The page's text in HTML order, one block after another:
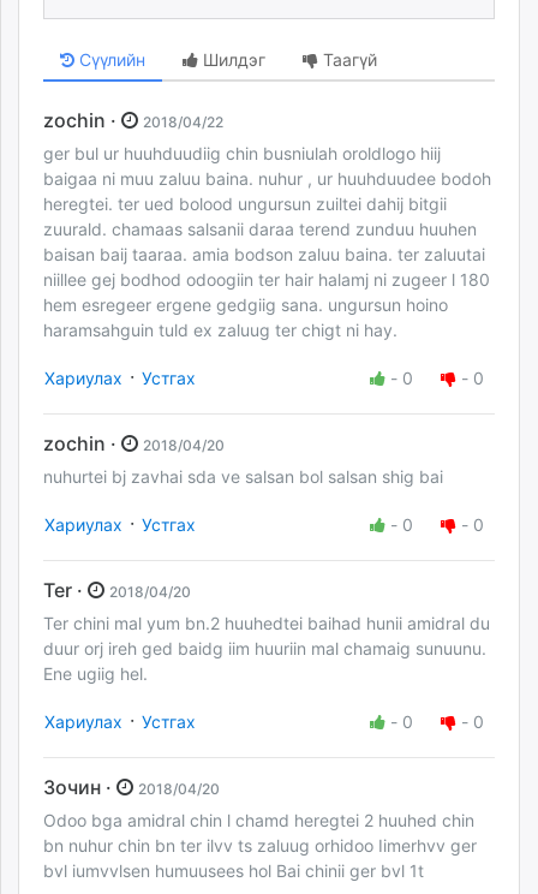
Сүүлийн Шилдэг Таагүй
zochin · 2018/04/22
ger bul ur huuhduudiig chin busniulah oroldlogo hiij
baigaa ni muu zaluu baina. nuhur , ur huuhduudee bodoh
heregtei. ter ued bolood ungursun zuiltei dahij bitgii
zuurald. chamaas salsanii daraa terend zunduu huuhen
baisan baij taaraa. amia bodson zaluu baina. ter zaluutai
niillee gej bodhod odoogiin ter hair halamj ni zugeer l 180
hem esregeer ergene gedgiig sana. ungursun hoino
haramsahguin tuld ex zaluug ter chigt ni hay.
Хариулах · Устгах - 0 - 0
zochin · 2018/04/20
nuhurtei bj zavhai sda ve salsan bol salsan shig bai
Хариулах · Устгах - 0 - 0
Ter · 2018/04/20
Ter chini mal yum bn.2 huuhedtei baihad hunii amidral du
duur orj ireh ged baidg iim huuriin mal chamaig sunuunu.
Ene ugiig hel.
Хариулах · Устгах - 0 - 0
Зочин · 2018/04/20
Odoo bga amidral chin l chamd heregtei 2 huuhed chin
bn nuhur chin bn ter ilvv ts zaluug orhidoo Iimerhvv ger
bvl iumvvlsen humuusees hol Bai chinii ger bvl 1t